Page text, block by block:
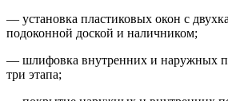
— установка пластиковых окон с
подоконной доской и наличником;
— шлифовка внутренних и наружных
три этапа;